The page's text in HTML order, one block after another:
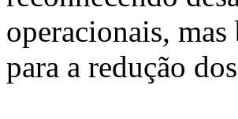
operacionais,
para a redução